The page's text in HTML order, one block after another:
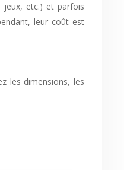
jeux, etc.) et parfois
leur coût est
les dimensions, les